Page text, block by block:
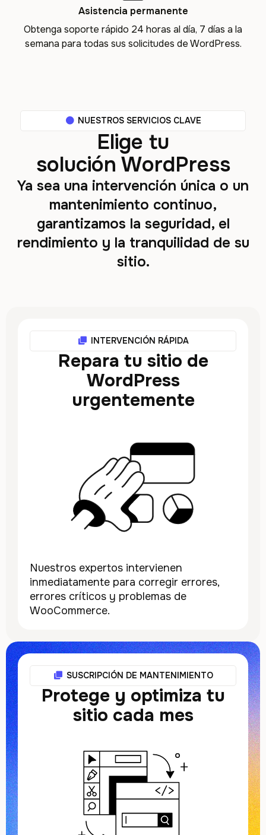
Asistencia permanente
Obtenga soporte rápido 24 horas al día, 7 días a la
semana para todas sus solicitudes de WordPress.
NUESTROS SERVICIOS CLAVE
Elige tu
solución WordPress
Ya sea una intervención única o un
mantenimiento continuo,
garantizamos la seguridad, el
rendimiento y la tranquilidad de su
sitio.
INTERVENCIÓN RÁPIDA
Repara tu sitio de
WordPress
urgentemente
Nuestros expertos intervienen
inmediatamente para corregir errores,
errores críticos y problemas de
WooCommerce.
SUSCRIPCIÓN DE MANTENIMIENTO
Protege y optimiza tu
sitio cada mes